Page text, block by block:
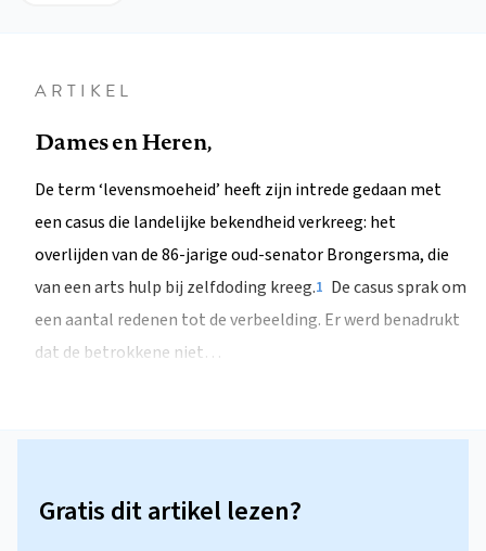
ARTIKEL
Dames en Heren,
De term ‘levensmoeheid’ heeft zijn intrede gedaan met
een casus die landelijke bekendheid verkreeg: het
overlijden van de 86-jarige oud-senator Brongersma, die
van een arts hulp bij zelfdoding kreeg.1 De casus sprak om
een aantal redenen tot de verbeelding. Er werd benadrukt
dat de betrokkene niet…
Gratis dit artikel lezen?